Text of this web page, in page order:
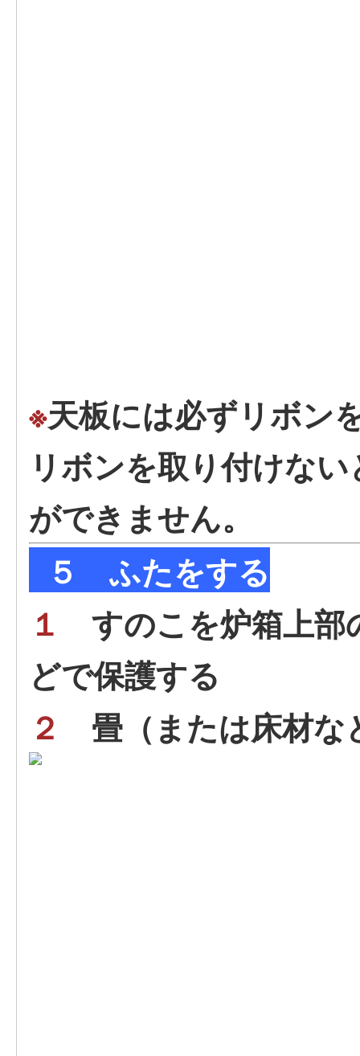
※天板には必ずリボン
リボンを取り付けな
ができません。
５ ふたをする
１
すのこを炉箱上
どで保護する
２
畳（または床材